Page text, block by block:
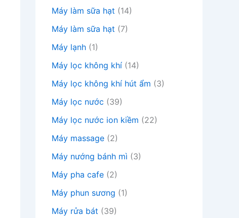
Máy làm sữa hạt (14)
Máy làm sữa hạt (7)
Máy lạnh (1)
Máy lọc không khí (14)
Máy lọc không khí hút ẩm (3)
Máy lọc nước (39)
Máy lọc nước ion kiềm (22)
Máy massage (2)
Máy nướng bánh mì (3)
Máy pha cafe (2)
Máy phun sương (1)
Máy rửa bát (39)